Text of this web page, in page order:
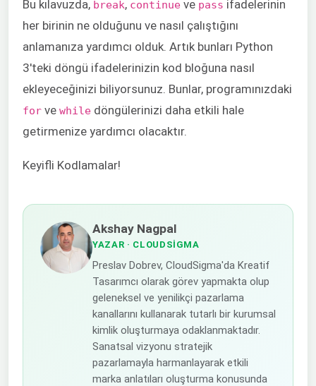
Bu kılavuzda, break, continue ve pass ifadelerinin
her birinin ne olduğunu ve nasıl çalıştığını
anlamanıza yardımcı olduk. Artık bunları Python
3'teki döngü ifadelerinizin kod bloğuna nasıl
ekleyeceğinizi biliyorsunuz. Bunlar, programınızdaki
for ve while döngülerinizi daha etkili hale
getirmenize yardımcı olacaktır.
Keyifli Kodlamalar!
Akshay Nagpal
YAZAR · CLOUDSIGMA
Preslav Dobrev, CloudSigma'da Kreatif
Tasarımcı olarak görev yapmakta olup
geleneksel ve yenilikçi pazarlama
kanallarını kullanarak tutarlı bir kurumsal
kimlik oluşturmaya odaklanmaktadır.
Sanatsal vizyonu stratejik
pazarlamayla harmanlayarak etkili
marka anlatıları oluşturma konusunda